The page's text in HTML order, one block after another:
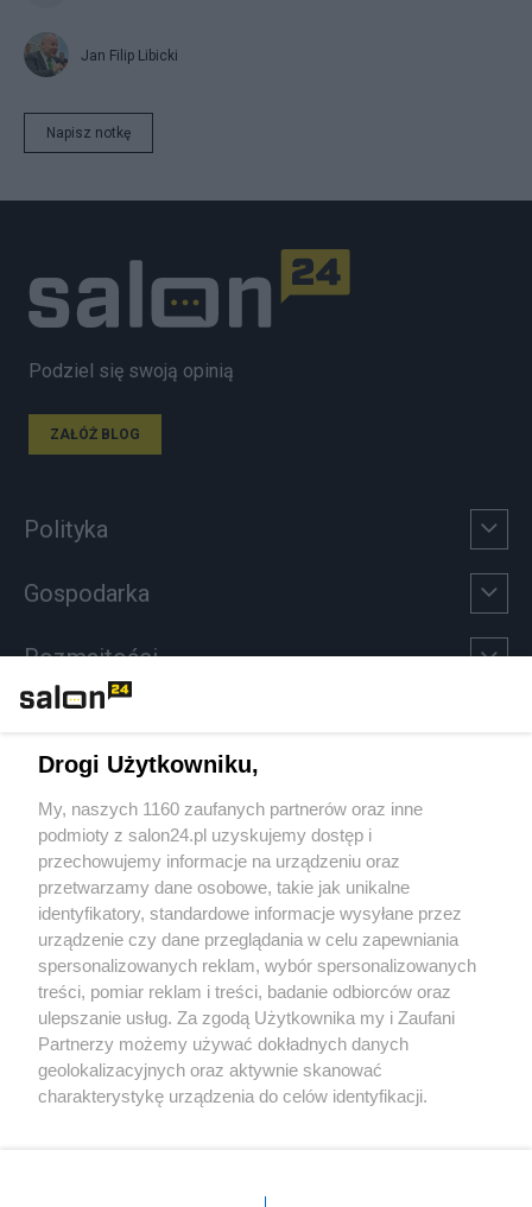
Jan Filip Libicki
Napisz notkę
Podziel się swoją opinią
ZAŁÓŻ BLOG
Polityka
Gospodarka
Rozmaitości
Sport
Społeczeństwo
Kultura
X Facebook Instagram Youtube
Drogi Użytkowniku,
My, naszych 1160 zaufanych partnerów oraz inne
podmioty z salon24.pl uzyskujemy dostęp i
przechowujemy informacje na urządzeniu oraz
przetwarzamy dane osobowe, takie jak unikalne
identyfikatory, standardowe informacje wysyłane przez
urządzenie czy dane przeglądania w celu zapewniania
spersonalizowanych reklam, wybór spersonalizowanych
treści, pomiar reklam i treści, badanie odbiorców oraz
ulepszanie usług. Za zgodą Użytkownika my i Zaufani
Partnerzy możemy używać dokładnych danych
geolokalizacyjnych oraz aktywnie skanować
charakterystykę urządzenia do celów identyfikacji.
zmienić/wycofać klikając przycisk ustawień prywatności